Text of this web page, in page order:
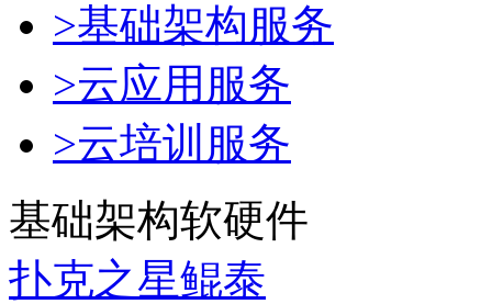
>基础架构服务
>云应用服务
>云培训服务
基础架构软硬件
扑克之星鲲泰